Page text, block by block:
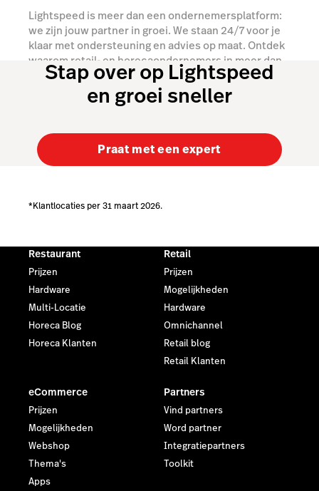
Lightspeed is meer dan een ondernemersplatform:
we zijn jouw partner in groei. We staan 24/7 voor je
klaar met ondersteuning en advies op maat. Ontdek
waarom retail- en horecaondernemers in meer dan
100 landen vertrouwen op onze diensten.
Ontmoet onze experts
Stap over op Lightspeed
en groei sneller
Praat met een expert
*Klantlocaties per 31 maart 2026.
Restaurant
Prijzen
Hardware
Multi-Locatie
Horeca Blog
Horeca Klanten
Retail
Prijzen
Mogelijkheden
Hardware
Omnichannel
Retail blog
Retail Klanten
eCommerce
Prijzen
Mogelijkheden
Webshop
Thema's
Apps
Partners
Vind partners
Word partner
Integratiepartners
Toolkit